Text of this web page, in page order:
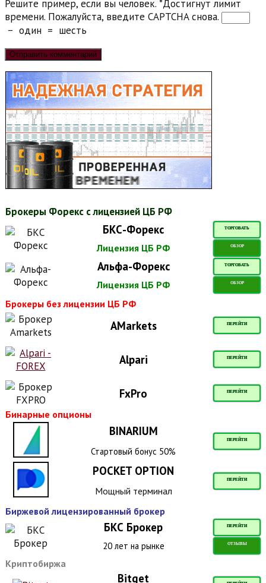
Решите пример, если вы человек. *Достигнут лимит
времени. Пожалуйста, введите CAPTCHA снова.
− один = шесть
Брокеры Форекс с лицензией ЦБ РФ
БКС-Форекс ТОРГОВАТЬ
Лицензия ЦБ РФ ОБЗОР
Альфа-Форекс ТОРГОВАТЬ
Лицензия ЦБ РФ ОБЗОР
Брокеры без лицензии ЦБ РФ
AMarkets ПЕРЕЙТИ
Alpari ПЕРЕЙТИ
FxPro ПЕРЕЙТИ
Бинарные опционы
BINARIUM
ПЕРЕЙТИ
Стартовый бонус 50%
POCKET OPTION
ПЕРЕЙТИ
Мощный терминал
Биржевой лицензированный брокер
БКС Брокер ПЕРЕЙТИ
20 лет на рынке ОТЗЫВЫ
Криптобиржа
Bitget